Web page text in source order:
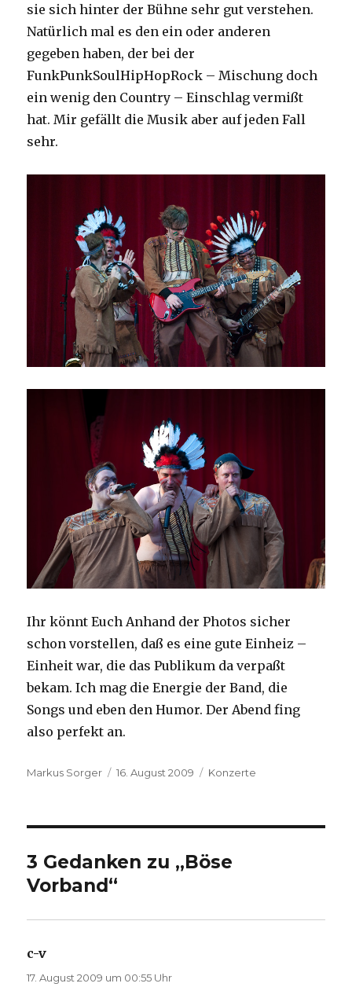
sie sich hinter der Bühne sehr gut verstehen.
Natürlich mal es den ein oder anderen
gegeben haben, der bei der
FunkPunkSoulHipHopRock – Mischung doch
ein wenig den Country – Einschlag vermißt
hat. Mir gefällt die Musik aber auf jeden Fall
sehr.
Ihr könnt Euch Anhand der Photos sicher
schon vorstellen, daß es eine gute Einheiz –
Einheit war, die das Publikum da verpaßt
bekam. Ich mag die Energie der Band, die
Songs und eben den Humor. Der Abend fing
also perfekt an.
Autor
Markus Sorger
Veröffentlicht
16. August 2009 Kategorien
Konzerte
3 Gedanken zu „Böse
Vorband“
c-v
17. August 2009 um 00:55 Uhr